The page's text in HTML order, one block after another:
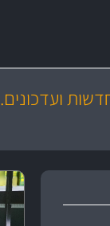
מחלקת המסננים שלנו עשירה וכוללת מסננים מקוריים ומסננים של MANN ו- MAHLE
ועדכונים.